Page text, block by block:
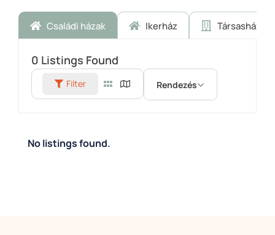
Családi házak Ikerház Társasház
0 Listings Found
Filter Rendezés
No listings found.